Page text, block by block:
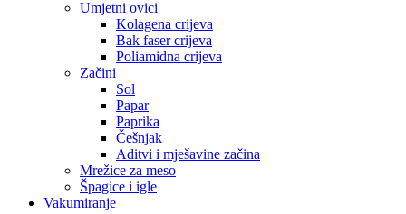
Umjetni ovici
Kolagena crijeva
Bak faser crijeva
Poliamidna crijeva
Začini
Sol
Papar
Paprika
Češnjak
Aditvi i mješavine začina
Mrežice za meso
Špagice i igle
Vakumiranje